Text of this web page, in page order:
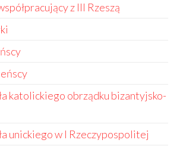
z III Rzeszą
katolickiego obrządku bizantyjsko-
unickiego w I Rzeczypospolitej